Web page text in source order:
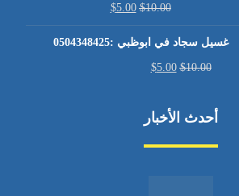
$10.00
$5.00
غسيل سجاد في ابوظبي :0504348425
$10.00
$5.00
أحدث الأخبار